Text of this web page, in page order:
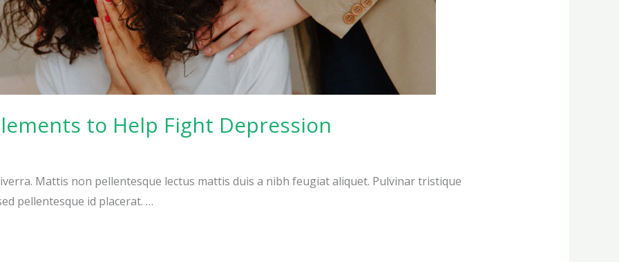
to Help Fight Depression
Mattis non pellentesque lectus mattis duis a nibh feugiat aliquet. Pulvinar tristique
pellentesque id placerat. …